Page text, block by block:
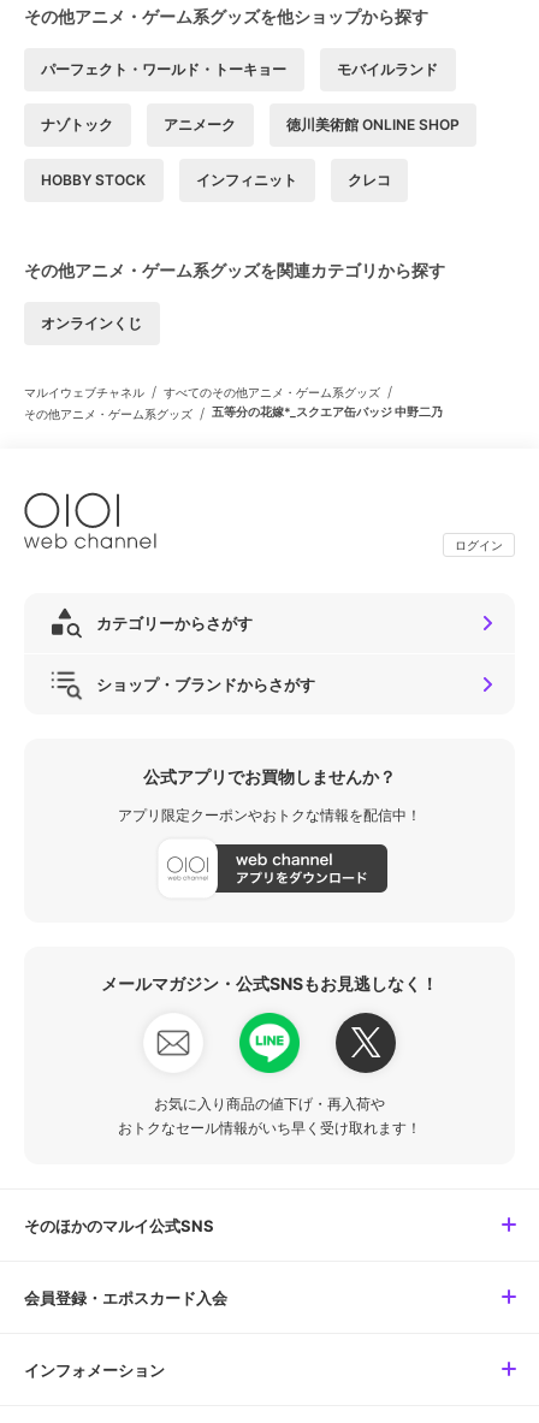
その他アニメ・ゲーム系グッズを他ショップから探す
パーフェクト・ワールド・トーキョー モバイルランド
ナゾトック アニメーク 徳川美術館 ONLINE SHOP
HOBBY STOCK インフィニット クレコ
その他アニメ・ゲーム系グッズを関連カテゴリから探す
オンラインくじ
マルイウェブチャネル / すべてのその他アニメ・ゲーム系グッズ /
その他アニメ・ゲーム系グッズ / 五等分の花嫁*_スクエア缶バッジ 中野二乃
ログイン
カテゴリーからさがす
ショップ・ブランドからさがす
公式アプリでお買物しませんか？
アプリ限定クーポンやおトクな情報を配信中！
メールマガジン・公式SNSもお見逃しなく！
お気に入り商品の値下げ・再入荷や
おトクなセール情報がいち早く受け取れます！
そのほかのマルイ公式SNS
会員登録・エポスカード入会
インフォメーション